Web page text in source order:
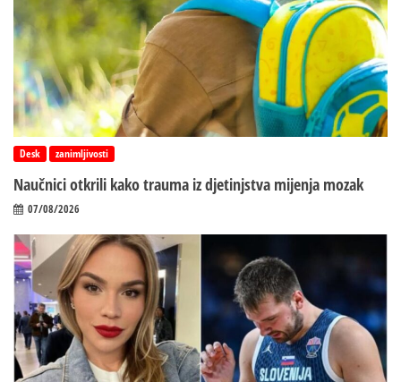
Desk zanimljivosti
Naučnici otkrili kako trauma iz d‌jetinjstva mijenja mozak
07/08/2026